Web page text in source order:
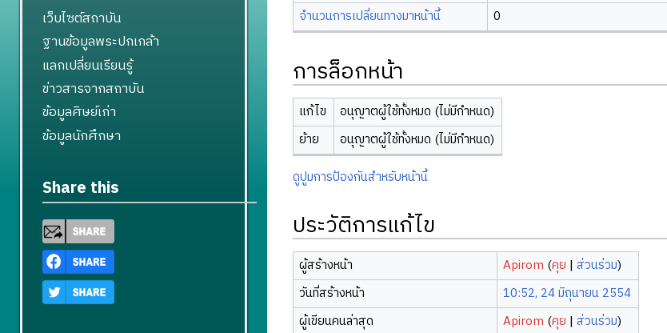
จำนวนการเปลี่ยนทางมาหน้านี้
0
การล็อกหน้า
แก้ไข
อนุญาตผู้ใช้ทั้งหมด (ไม่มีกำหนด)
ย้าย
อนุญาตผู้ใช้ทั้งหมด (ไม่มีกำหนด)
ดูปูมการป้องกันสำหรับหน้านี้
ประวัติการแก้ไข
ผู้สร้างหน้า Apirom (คุย |ส่วนร่วม)
วันที่สร้างหน้า
10:52, 24 มิถุนายน 2554
ผู้เขียนคนล่าสุด
Apirom (คุย |ส่วนร่วม)
เว็บไซต์สถาบัน
ฐานข้อมูลพระปกเกล้า
แลกเปลี่ยนเรียนรู้
ข่าวสารจากสถาบัน
ข้อมูลศิษย์เก่า
ข้อมูลนักศึกษา
Share this